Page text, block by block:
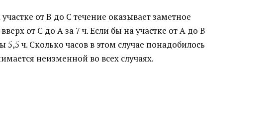
от В до С течение оказывает заметное
от С до А за 7 ч. Если бы на участке от А до В
ч. Сколько часов в этом случае понадобилось
неизменной во всех случаях.